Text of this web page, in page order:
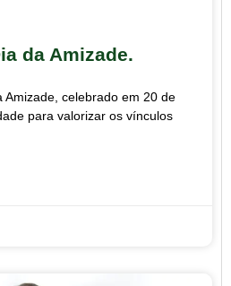
da Amizade.
Amizade, celebrado em 20 de
para valorizar os vínculos